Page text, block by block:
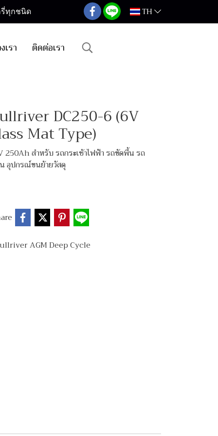
รี่ทุกชนิด TH
เรา ติดต่อเรา
DC250-6 (6V
Mat Type)
สำหรับ รถกระเช้าไฟฟ้า รถขัดพื้น รถ
อุปกรณ์ขนย้ายวัสดุ
AGM Deep Cycle